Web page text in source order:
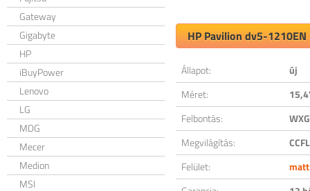
Gateway
Gigabyte
HP
iBuyPower
Lenovo
LG
MDG
Mecer
Medion
MSI
HP Pavilion dv5-
Állapot:
új
Méret:
Felbontás:
Megvilágítás:
CCFL
Felület:
matt